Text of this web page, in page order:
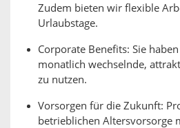
Zudem bieten wir flexible
Urlaubstage.
Corporate Benefits: Sie
monatlich wechselnde,
zu nutzen.
Vorsorgen für die Zukunft:
betrieblichen Altersvorsorge